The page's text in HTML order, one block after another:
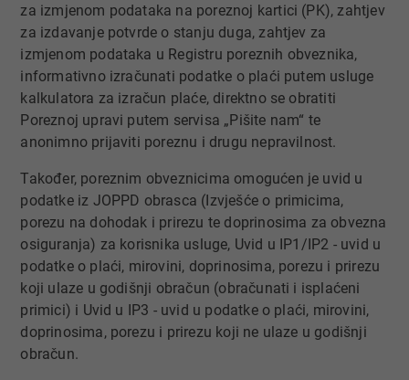
za izmjenom podataka na poreznoj kartici (PK), zahtjev
za izdavanje potvrde o stanju duga, zahtjev za
izmjenom podataka u Registru poreznih obveznika,
informativno izračunati podatke o plaći putem usluge
kalkulatora za izračun plaće, direktno se obratiti
Poreznoj upravi putem servisa „Pišite nam“ te
anonimno prijaviti poreznu i drugu nepravilnost.
Također, poreznim obveznicima omogućen je uvid u
podatke iz JOPPD obrasca (Izvješće o primicima,
porezu na dohodak i prirezu te doprinosima za obvezna
osiguranja) za korisnika usluge, Uvid u IP1/IP2 - uvid u
podatke o plaći, mirovini, doprinosima, porezu i prirezu
koji ulaze u godišnji obračun (obračunati i isplaćeni
primici) i Uvid u IP3 - uvid u podatke o plaći, mirovini,
doprinosima, porezu i prirezu koji ne ulaze u godišnji
obračun.